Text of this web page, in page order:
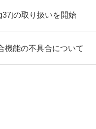
の取り扱いを開始
機能の不具合について